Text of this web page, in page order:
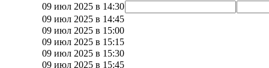
09 июл 2025 в 14:30
09 июл 2025 в 14:45
09 июл 2025 в 15:00
09 июл 2025 в 15:15
09 июл 2025 в 15:30
09 июл 2025 в 15:45